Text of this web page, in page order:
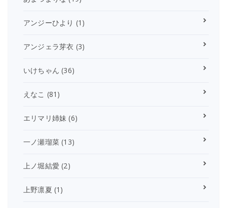
アンジーひより (1)
アンジェラ芽衣 (3)
いけちゃん (36)
えなこ (81)
エリマリ姉妹 (6)
一ノ瀬瑠菜 (13)
上ノ堀結愛 (2)
上野凛夏 (1)